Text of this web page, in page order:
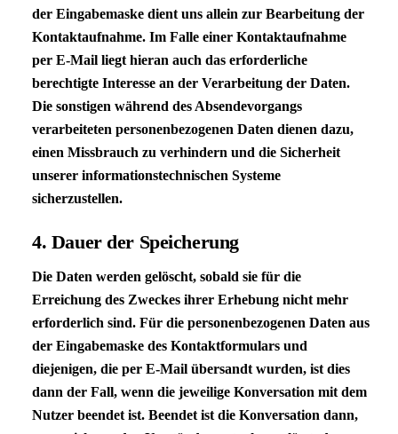
der Eingabemaske dient uns allein zur Bearbeitung der
Kontaktaufnahme. Im Falle einer Kontaktaufnahme
per E-Mail liegt hieran auch das erforderliche
berechtigte Interesse an der Verarbeitung der Daten.
Die sonstigen während des Absendevorgangs
verarbeiteten personenbezogenen Daten dienen dazu,
einen Missbrauch zu verhindern und die Sicherheit
unserer informationstechnischen Systeme
sicherzustellen.
4. Dauer der Speicherung
Die Daten werden gelöscht, sobald sie für die
Erreichung des Zweckes ihrer Erhebung nicht mehr
erforderlich sind. Für die personenbezogenen Daten aus
der Eingabemaske des Kontaktformulars und
diejenigen, die per E-Mail übersandt wurden, ist dies
dann der Fall, wenn die jeweilige Konversation mit dem
Nutzer beendet ist. Beendet ist die Konversation dann,